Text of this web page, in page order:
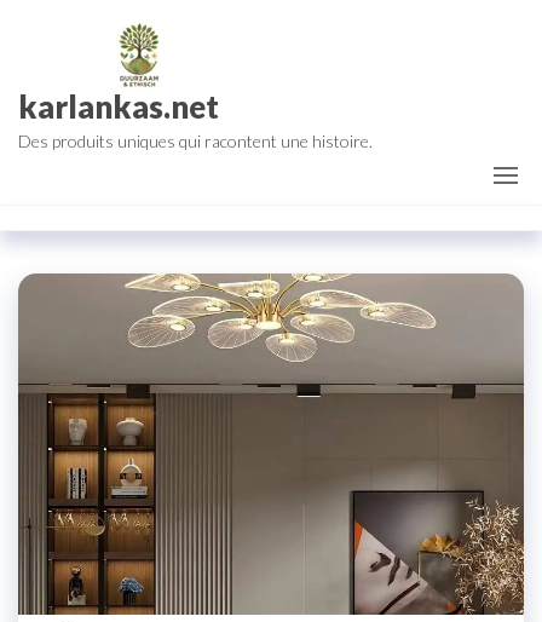
karlankas.net
Des produits uniques qui racontent une histoire.